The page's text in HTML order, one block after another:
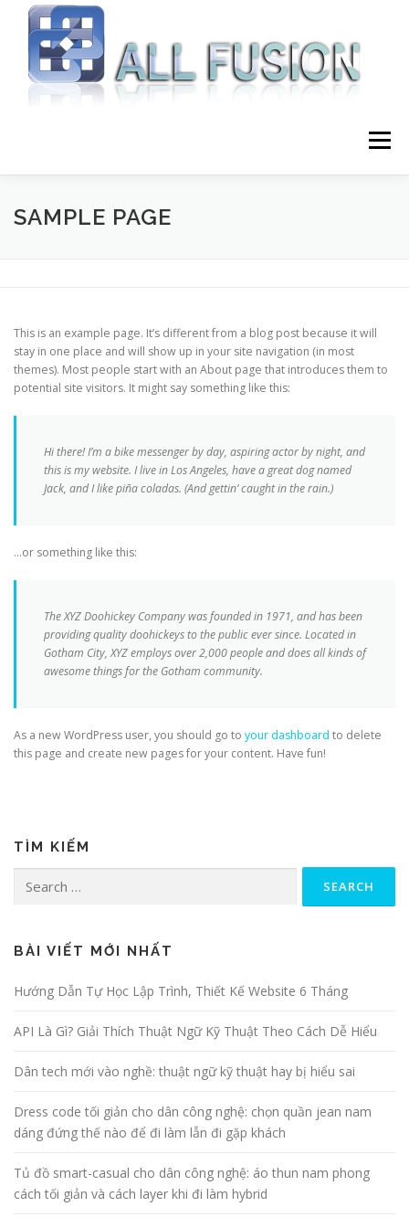
Skip to content
Menu
HOME GIỚI THIỆU
SAMPLE PAGE
This is an example page. It’s different from a blog post because it will
stay in one place and will show up in your site navigation (in most
themes). Most people start with an About page that introduces them to
potential site visitors. It might say something like this:
Hi there! I’m a bike messenger by day, aspiring actor by night, and
this is my website. I live in Los Angeles, have a great dog named
Jack, and I like piña coladas. (And gettin’ caught in the rain.)
…or something like this:
The XYZ Doohickey Company was founded in 1971, and has been
providing quality doohickeys to the public ever since. Located in
Gotham City, XYZ employs over 2,000 people and does all kinds of
awesome things for the Gotham community.
As a new WordPress user, you should go to your dashboard to delete
this page and create new pages for your content. Have fun!
TÌM KIẾM
BÀI VIẾT MỚI NHẤT
Hướng Dẫn Tự Học Lập Trình, Thiết Kế Website 6 Tháng
API Là Gì? Giải Thích Thuật Ngữ Kỹ Thuật Theo Cách Dễ Hiểu
Dân tech mới vào nghề: thuật ngữ kỹ thuật hay bị hiểu sai
Dress code tối giản cho dân công nghệ: chọn quần jean nam
dáng đứng thế nào để đi làm lẫn đi gặp khách
Tủ đồ smart-casual cho dân công nghệ: áo thun nam phong
cách tối giản và cách layer khi đi làm hybrid